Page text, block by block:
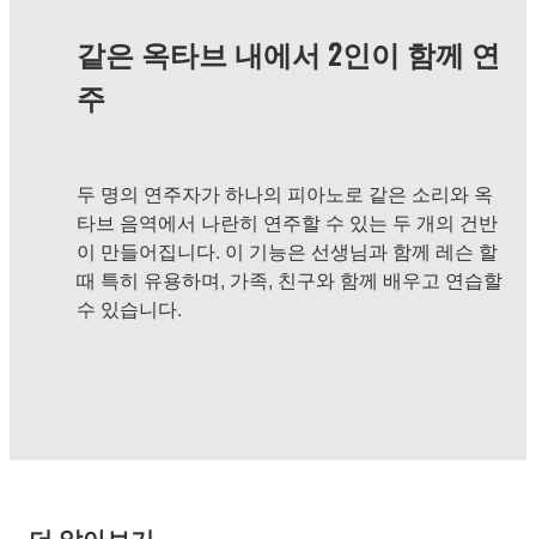
같은 옥타브 내에서 2인이 함께 연
주
두 명의 연주자가 하나의 피아노로 같은 소리와 옥
타브 음역에서 나란히 연주할 수 있는 두 개의 건반
이 만들어집니다. 이 기능은 선생님과 함께 레슨 할
때 특히 유용하며, 가족, 친구와 함께 배우고 연습할
수 있습니다.